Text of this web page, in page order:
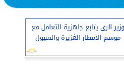
وزير الرى يتابع جاهزية التعامل مع
موسم الأمطار الغزيرة والسيول